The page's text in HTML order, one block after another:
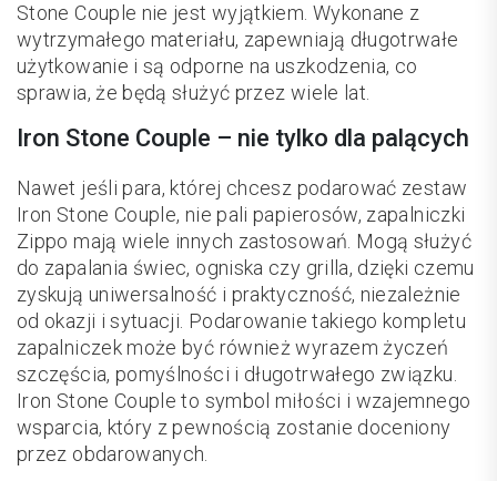
Stone Couple nie jest wyjątkiem. Wykonane z
wytrzymałego materiału, zapewniają długotrwałe
użytkowanie i są odporne na uszkodzenia, co
sprawia, że będą służyć przez wiele lat.
Iron Stone Couple – nie tylko dla palących
Nawet jeśli para, której chcesz podarować zestaw
Iron Stone Couple, nie pali papierosów, zapalniczki
Zippo mają wiele innych zastosowań. Mogą służyć
do zapalania świec, ogniska czy grilla, dzięki czemu
zyskują uniwersalność i praktyczność, niezależnie
od okazji i sytuacji. Podarowanie takiego kompletu
zapalniczek może być również wyrazem życzeń
szczęścia, pomyślności i długotrwałego związku.
Iron Stone Couple to symbol miłości i wzajemnego
wsparcia, który z pewnością zostanie doceniony
przez obdarowanych.